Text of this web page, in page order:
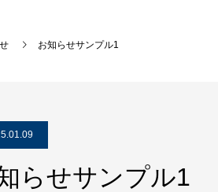
お知らせサンプル1
らせサンプル1